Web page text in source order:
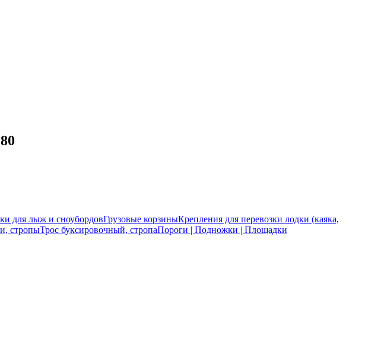
для лыж и сноубордовГрузовые корзиныКрепления для перевозки лодки (каяка,
стропыТрос буксировочный, стропаПороги | Подножки | Площадки